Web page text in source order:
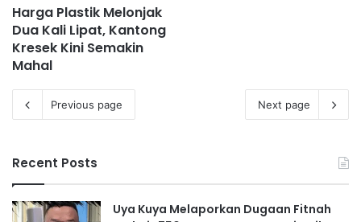
Harga Plastik Melonjak
Dua Kali Lipat, Kantong
Kresek Kini Semakin
Mahal
Previous page Next page
Recent Posts
Uya Kuya Melaporkan Dugaan Fitnah